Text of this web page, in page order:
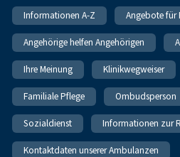
Informationen A-Z Angebote für
Angehörige helfen Angehörigen
Ihre Meinung Klinikwegweiser
Familiale Pflege Ombudsperson
Sozialdienst Informationen zur
Kontaktdaten unserer Ambulanzen